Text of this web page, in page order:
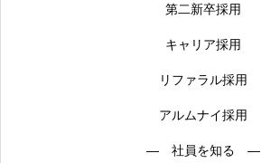
第二新卒採用
キャリア採用
リファラル採用
アルムナイ採用
― 社員を知る ―